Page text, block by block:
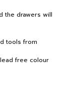
the drawers will
tools from
free colour